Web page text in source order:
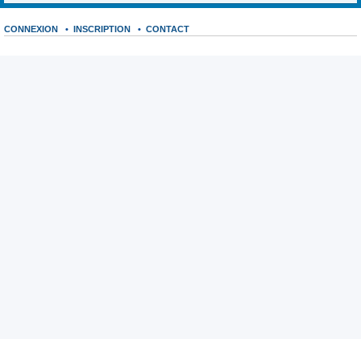
CONNEXION • INSCRIPTION • CONTACT